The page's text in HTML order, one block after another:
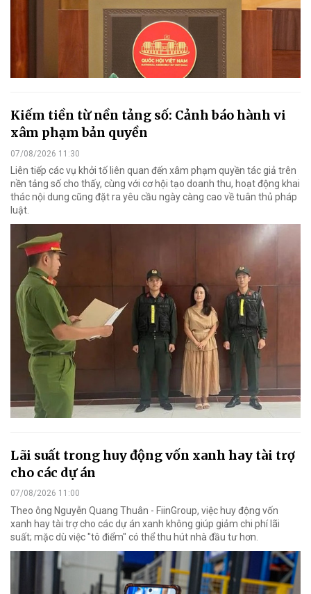
Kiếm tiền từ nền tảng số: Cảnh báo hành vi
xâm phạm bản quyền
07/08/2026 11:30
Liên tiếp các vụ khởi tố liên quan đến xâm phạm quyền tác giả trên
nền tảng số cho thấy, cùng với cơ hội tạo doanh thu, hoạt động khai
thác nội dung cũng đặt ra yêu cầu ngày càng cao về tuân thủ pháp
luật.
Lãi suất trong huy động vốn xanh hay tài trợ
cho các dự án
07/08/2026 11:00
Theo ông Nguyễn Quang Thuân - FiinGroup, việc huy động vốn
xanh hay tài trợ cho các dự án xanh không giúp giảm chi phí lãi
suất; mặc dù việc "tô điểm" có thể thu hút nhà đầu tư hơn.